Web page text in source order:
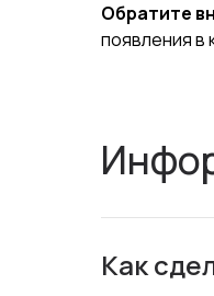
Обратите
появления в
Как